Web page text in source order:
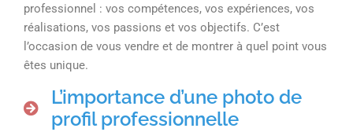
professionnel : vos compétences, vos expériences, vos
réalisations, vos passions et vos objectifs. C’est
l’occasion de vous vendre et de montrer à quel point vous
êtes unique.
L’importance d’une photo de
profil professionnelle